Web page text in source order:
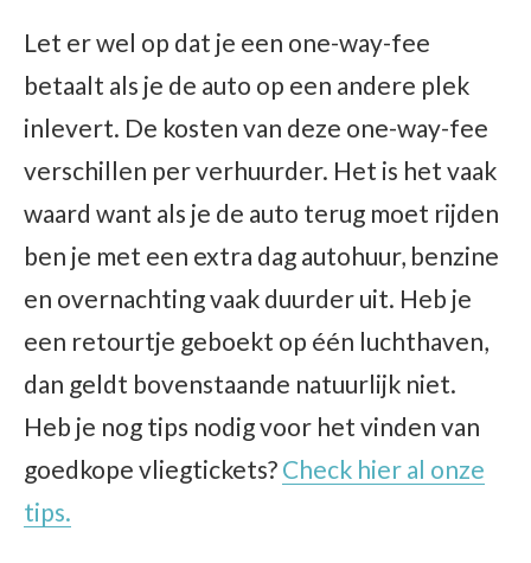
Let er wel op dat je een one-way-fee
betaalt als je de auto op een andere plek
inlevert. De kosten van deze one-way-fee
verschillen per verhuurder. Het is het vaak
waard want als je de auto terug moet rijden
ben je met een extra dag autohuur, benzine
en overnachting vaak duurder uit. Heb je
een retourtje geboekt op één luchthaven,
dan geldt bovenstaande natuurlijk niet.
Heb je nog tips nodig voor het vinden van
goedkope vliegtickets? Check hier al onze
tips.